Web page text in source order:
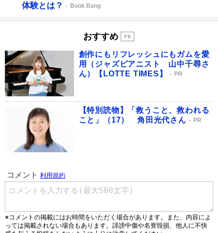
体験とは？
Book Bang
おすすめ
創作にもリフレッシュにもガムを愛
用（ジャズピアニスト 山中千尋さ
ん）【LOTTE TIMES】
PR
【特別読物】「救うこと、救われる
こと」（17） 角田光代さん
PR